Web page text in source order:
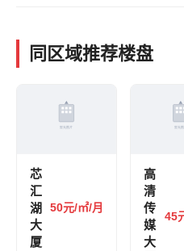
同区域推荐楼盘
芯
汇
湖
大
厦
50元/㎡/月
高
清
传
媒
大
45